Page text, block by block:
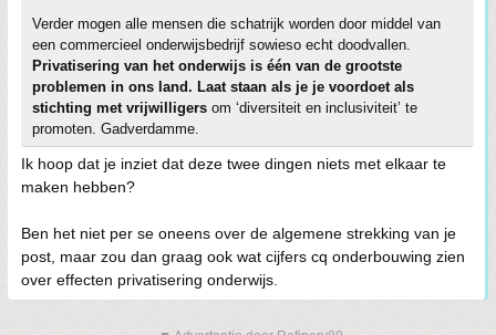
Verder mogen alle mensen die schatrijk worden door middel van
een commercieel onderwijsbedrijf sowieso echt doodvallen.
Privatisering van het onderwijs is één van de grootste
problemen in ons land. Laat staan als je je voordoet als
stichting met vrijwilligers om ‘diversiteit en inclusiviteit’ te
promoten. Gadverdamme.
Ik hoop dat je inziet dat deze twee dingen niets met elkaar te
maken hebben?
Ben het niet per se oneens over de algemene strekking van je
post, maar zou dan graag ook wat cijfers cq onderbouwing zien
over effecten privatisering onderwijs.